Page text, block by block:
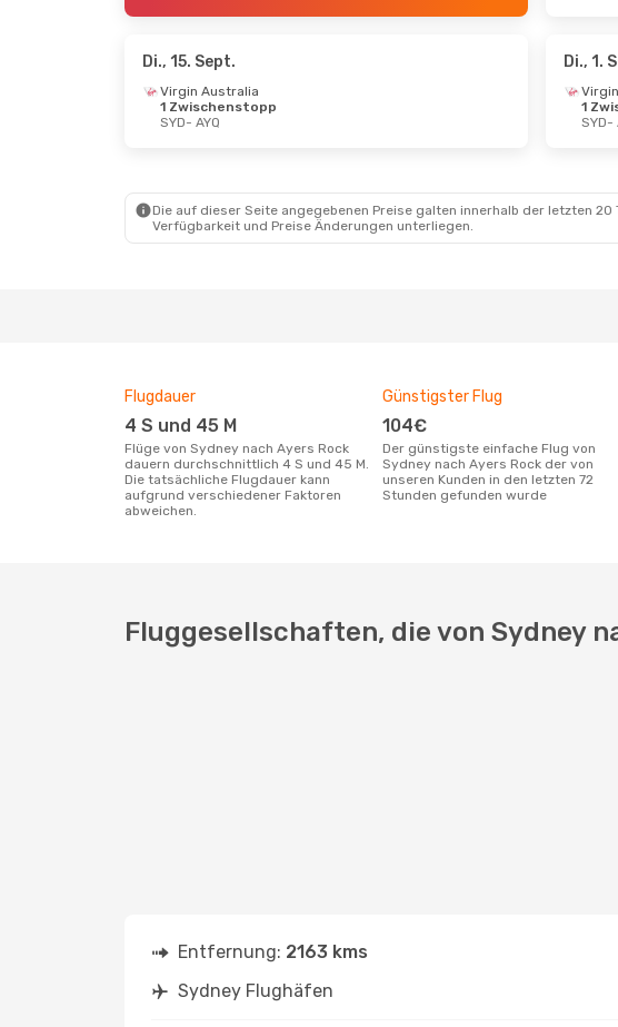
Direkt
- Di., 29. Sept.
1 Zwischenstopp
- Fr., 4.
AYQ
- SYD
Di., 15. Sept.
Virgin Australia
1 Zwischenstopp
SYD- AYQ
Di., 1.
1
SYD-
Die auf dieser Seite angegebenen Preise galten innerhalb der letzten
Verfügbarkeit und Preise Änderungen unterliegen.
Flugdauer
4 S und 45 M
Flüge von Sydney nach Ayers Rock
dauern durchschnittlich 4 S und 45 M.
Die tatsächliche Flugdauer kann
aufgrund verschiedener Faktoren
abweichen.
Günstigster Flug
104€
Der günstigste einfache Flug von
Sydney nach Ayers Rock der von
unseren Kunden in den letzten 72
Stunden gefunden wurde
Fluggesellschaften, die von Sydney
Entfernung: 2163 kms
Sydney Flughäfen